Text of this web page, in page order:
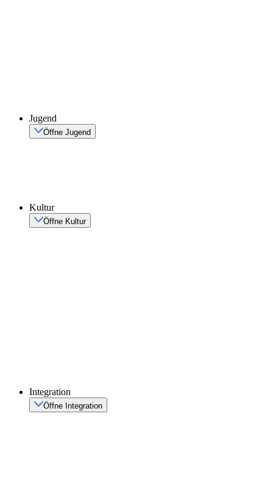
Jugend
Öffne Jugend
Kultur
Öffne Kultur
Integration
Öffne Integration